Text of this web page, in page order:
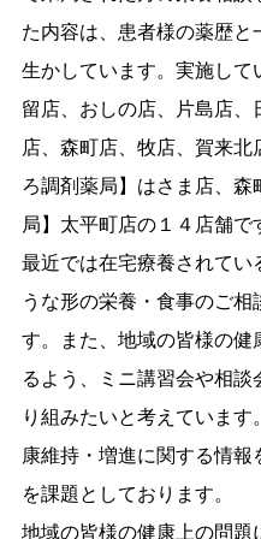
た内容は、患者様の薬歴と
生かしています。実施し
留店、おしの店、片島店
店、森町店、牧店、賀来北
ろ調剤薬局】はさま店、
局】太平町店の１４店舗で
最近では在宅療養されてい
うな形の栄養・食事のご
す。また、地域の皆様の健
るよう、ミニ講習会や相
り組みたいと考えていま
康維持・増進に関する情報
を課題としております。
地域の皆様の健康上の問題